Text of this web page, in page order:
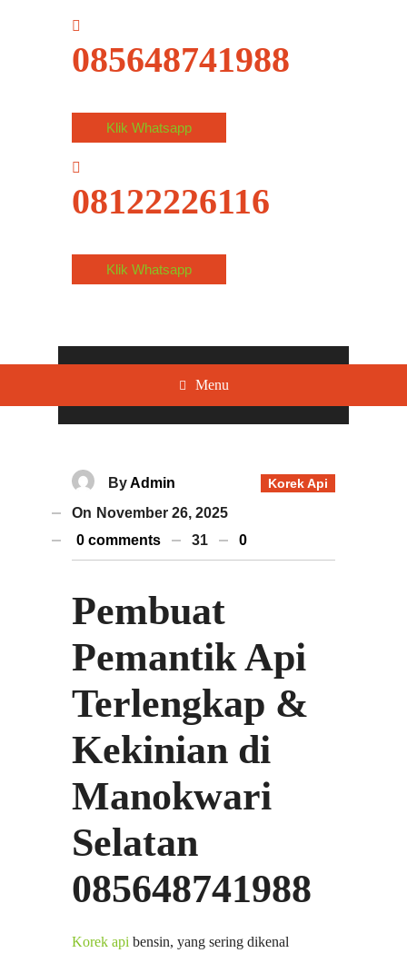
085648741988
Klik Whatsapp
08122226116
Klik Whatsapp
Menu
Korek Api
ByAdmin
On November 26, 2025
0 comments
31 0
Pembuat
Pemantik Api
Terlengkap &
Kekinian di
Manokwari
Selatan
085648741988
Korek api bensin, yang sering dikenal